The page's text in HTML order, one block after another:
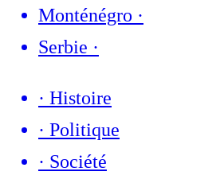
Monténégro ·
Serbie ·
· Histoire
· Politique
· Société